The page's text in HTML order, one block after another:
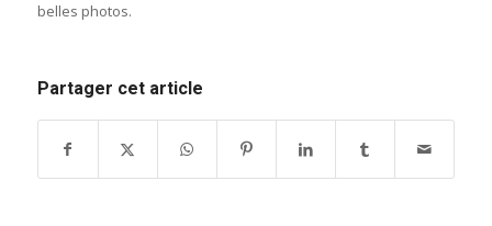
belles photos.
Partager cet article